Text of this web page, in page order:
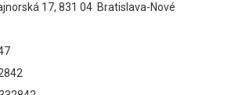
17, 831 04 Bratislava-Nové